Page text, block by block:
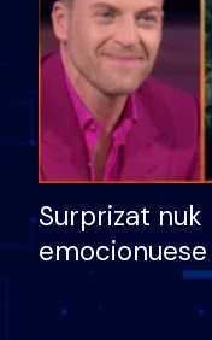
Surprizat
nëna dhe
nuk i mban